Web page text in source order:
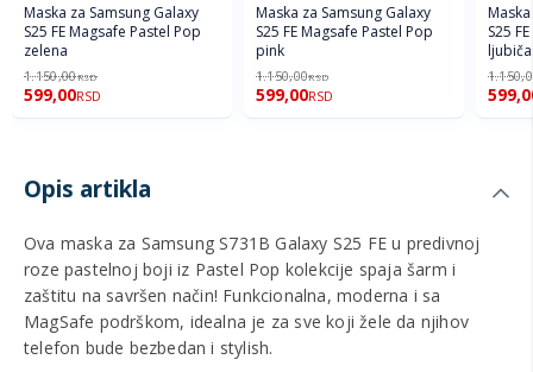
Maska za Samsung Galaxy
S25 FE Magsafe Pastel Pop
zelena
1.150,00RSD
599,00RSD
Maska za Samsung Galaxy
S25 FE Magsafe Pastel Pop
pink
1.150,00RSD
599,00RSD
S25
Opis artikla
Ova maska za Samsung S731B Galaxy S25 FE u predivnoj
roze pastelnoj boji iz Pastel Pop kolekcije spaja šarm i
zaštitu na savršen način! Funkcionalna, moderna i sa
MagSafe podrškom, idealna je za sve koji žele da njihov
telefon bude bezbedan i stylish.